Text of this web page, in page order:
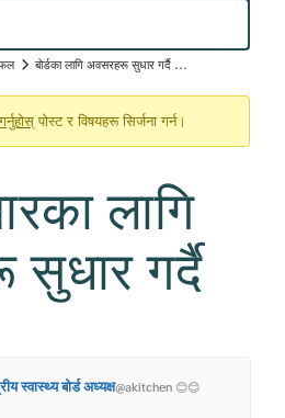
बोर्डका लागि अवसरहरू सुधार गर्दै ...
पोस्ट र विषयहरू सिर्जना गर्न।
लागि
गर्दै
स्वास्थ्य बोर्ड अध्यक्ष@akitchen 😊😊